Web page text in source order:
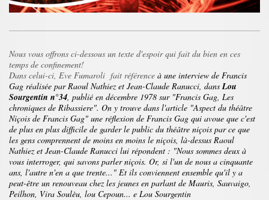
Nous vous offrons ci-dessous un texte d'espoir qui fait du bien en ces
temps de confinement!
Dans celui-ci, Eve Fumaroli fait référence à une interview de Francis
Gag réalisée par Raoul Nathiez et Jean-Claude Ranucci, dans Lou
Sourgentin n°34 , publié en décembre 1978 sur "Francis Gag, Les
chroniques de Ribassiere". On y trouve dans l'article "Aspect du théâtre
Niçois de Francis Gag" une réflexion de Francis Gag qui avoue que c'est
de plus en plus difficile de garder le public du théâtre niçois par ce que
les gens comprennent de moins en moins le niçois, là-dessus Raoul
Nathiez et Jean-Claude Ranucci lui répondent : "Nous sommes deux à
vous interroger, qui savons parler niçois. Or, si l'un de nous a cinquante
ans, l'autre n'en a que trente..." Et ils conviennent ensemble qu'il y a
peut-être un renouveau chez les jeunes en parlant de Mauris, Sauvaigo,
Peilhon, Vira Soulèu, lou Cepoun... e Lou Sourgentin